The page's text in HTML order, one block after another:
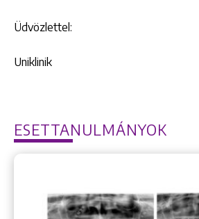
Üdvözlettel:
Uniklinik
ESETTANULMÁNYOK